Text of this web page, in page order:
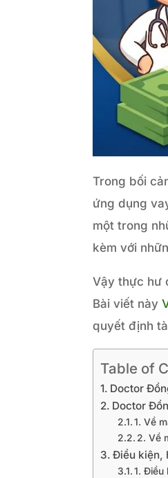
Trong bối
ứng dụng
một trong
kèm với
Vậy thực hư
Bài viết này
quyết định
Table of
Doctor
Doctor
1. Về
2. Về
Điều kiện,
1. Điều